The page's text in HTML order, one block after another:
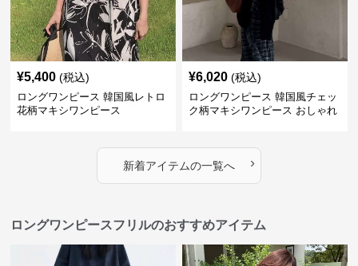
¥5,400 (税込)
ロングワンピース 韓国風レトロ
花柄マキシワンピース
¥6,020 (税込)
ロングワンピース 韓国風チェッ
ク柄マキシワンピース おしゃれ
新着アイテムの一覧へ ›
ロングワンピースフリルのおすすめアイテム